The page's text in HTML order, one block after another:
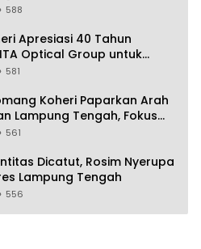
Komang Koheri:
Emas 2045
588
Apresiasi 40 Tahun
Optical Group untuk
Masyarakat Lamteng
581
Koheri Paparkan Arah
Lampung Tengah, Fokus
Infrastruktur dan
561
Dicatut, Rosim Nyerupa
Lampung Tengah
556